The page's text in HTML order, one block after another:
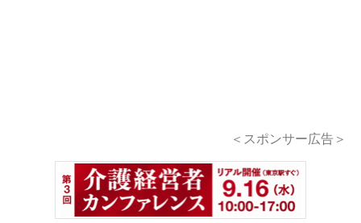
＜スポンサー広告＞